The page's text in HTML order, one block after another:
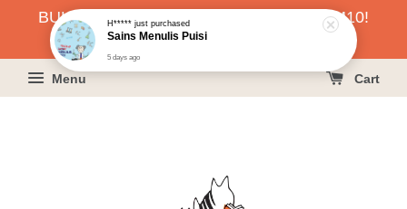
BUKU HARGA RAHMAH SERENDAH RM10!
KLIK SINI UNTUK PESAN!
Menu Cart
5 days ago